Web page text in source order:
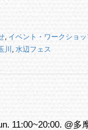
, イベント・ワークショ
川 , 水辺フェス
11:00~20:00. @